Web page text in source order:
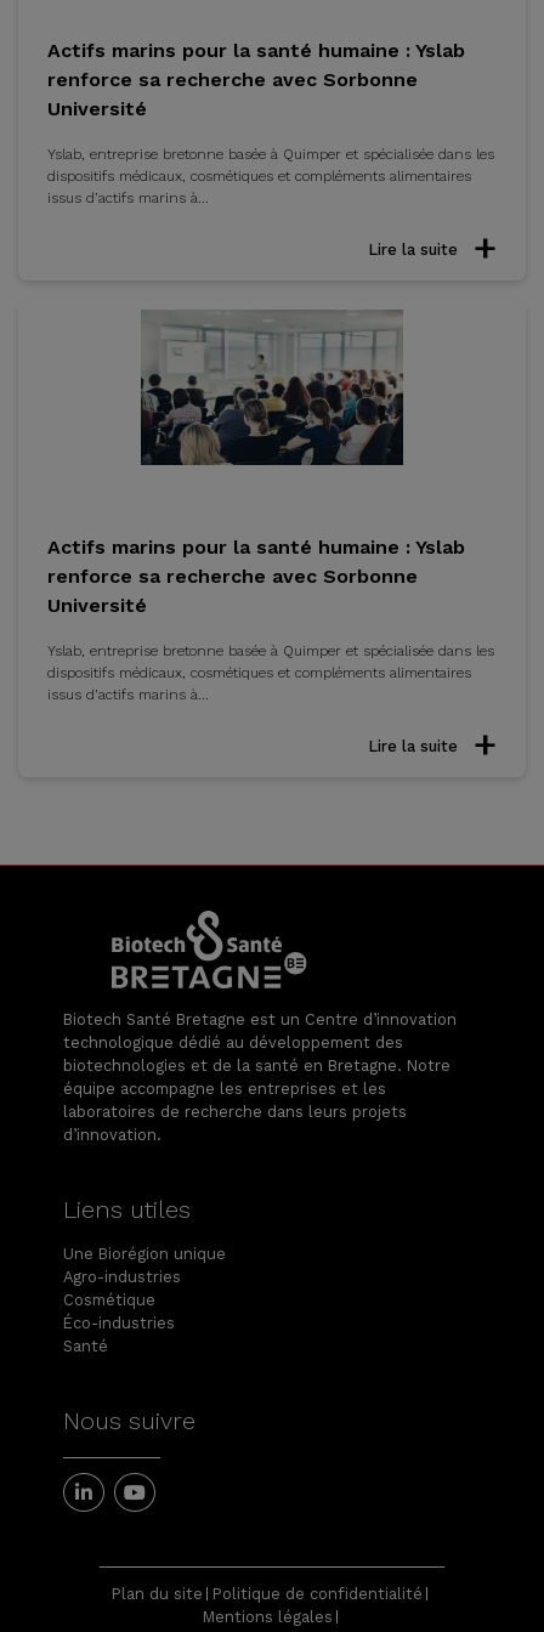
Actifs marins pour la santé humaine : Yslab
renforce sa recherche avec Sorbonne
Université
Yslab, entreprise bretonne basée à Quimper et spécialisée dans les
dispositifs médicaux, cosmétiques et compléments alimentaires
issus d’actifs marins à...
Lire la suite
Actifs marins pour la santé humaine : Yslab
renforce sa recherche avec Sorbonne
Université
Yslab, entreprise bretonne basée à Quimper et spécialisée dans les
dispositifs médicaux, cosmétiques et compléments alimentaires
issus d’actifs marins à...
Lire la suite
Biotech Santé Bretagne est un Centre d’innovation
technologique dédié au développement des
biotechnologies et de la santé en Bretagne. Notre
équipe accompagne les entreprises et les
laboratoires de recherche dans leurs projets
d’innovation.
Liens utiles
Une Biorégion unique
Agro-industries
Cosmétique
Éco-industries
Santé
Nous suivre
Plan du site
Politique de confidentialité
Mentions légales